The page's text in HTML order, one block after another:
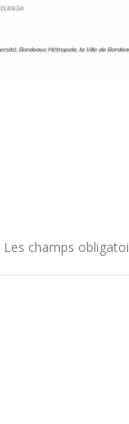
Les champs